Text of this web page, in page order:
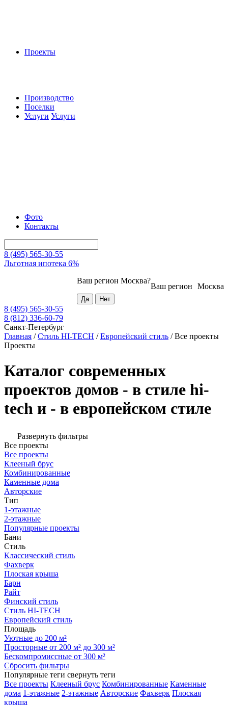
Проекты
Производство
Поселки
Услуги Услуги
Фото
Контакты
8 (495) 565-30-55
Льготная ипотека 6%
Москва
Ваш регион
Ваш регион Москва?
8 (495) 565-30-55
8 (812) 336-60-79
Санкт-Петербург
Главная /Стиль HI-TECH /Европейский стиль /Все проекты
Проекты
Каталог современных
проектов домов - в стиле hi-
tech и - в европейском стиле
Развернуть фильтры
Все проекты
Все проекты
Клееный брус
Комбинированные
Каменные дома
Авторские
Тип
1-этажные
2-этажные
Популярные проекты
Бани
Стиль
Классический стиль
Фахверк
Плоская крыша
Барн
Райт
Финский стиль
Стиль HI-TECH
Европейский стиль
Площадь
Уютные до 200 м²
Просторные от 200 м² до 300 м²
Бескомпромиссные от 300 м²
Сбросить фильтры
Популярные теги свернуть теги
Все проекты Клееный брус Комбинированные Каменные
дома 1-этажные 2-этажные Авторские Фахверк Плоская
крыша